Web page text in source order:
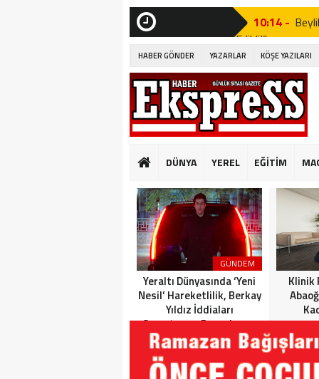
10:14 -
Edildi!”
19:53 -
19:51 -
19:49 -
GÜNKÜ GİBİ
10:14 -
Edildi!”
19:53 -
19:51 -
HABER GÖNDER YAZARLAR KÖŞE YAZILARI
DÜNYA YEREL EĞİTİM
GÜNDEM
Yeraltı Dünyasında ‘Yeni
Nesil’ Hareketlilik, Berkay
Yıldız İddiaları
Soruşturma Dosyalarına
Yansıdı!
Klinik